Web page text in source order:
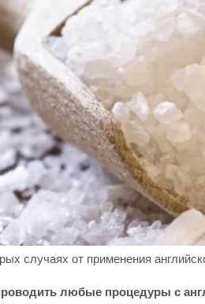
случаях от применения
любые процедуры с